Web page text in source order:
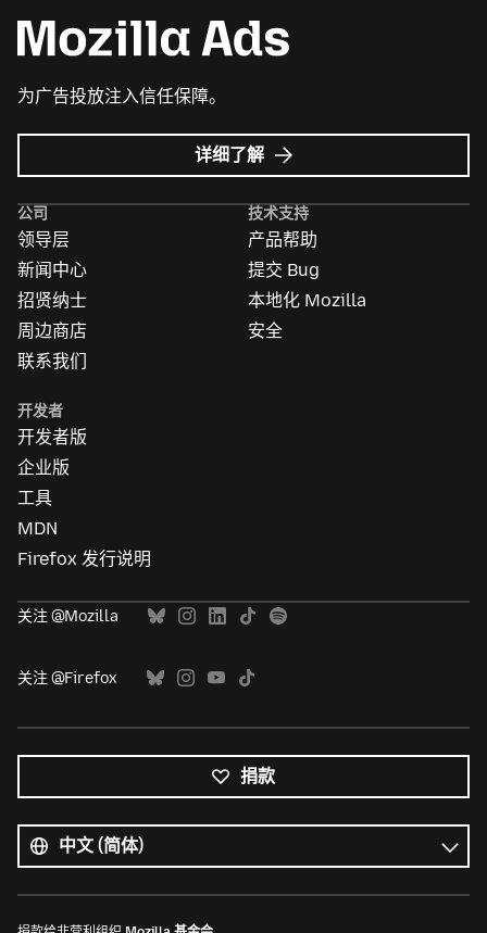
为广告投放注入信任保障。
详细了解 Mozilla
广
公司
领导层
新闻中心
招贤纳士
周边商店
联系我们
技术支持
产品帮助
提交 Bug
本地化 Mozilla
安全
开发者
开发者版
企业版
工具
MDN
Firefox 发行说明
关注 @Mozilla
关注 @Firefox
捐款
有
语
言
语
言